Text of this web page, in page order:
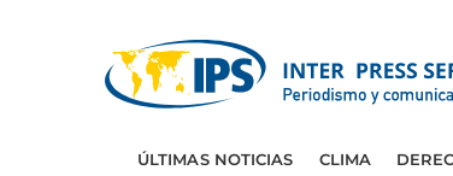
ÚLTIMAS NOTICIAS CLIMA